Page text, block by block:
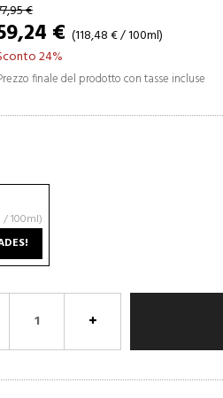
€
€ (118,48 € / 100ml)
24%
finale del prodotto con tasse incluse
(118,48 € / 100ml)